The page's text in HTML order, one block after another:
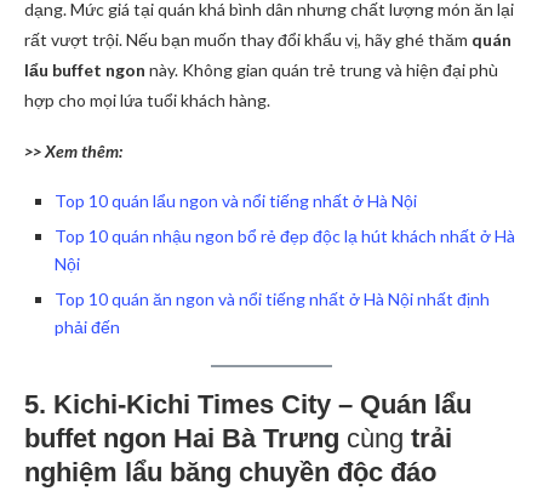
dạng. Mức giá tại quán khá bình dân nhưng chất lượng món ăn lại
rất vượt trội. Nếu bạn muốn thay đổi khẩu vị, hãy ghé thăm quán
lẩu buffet ngon này. Không gian quán trẻ trung và hiện đại phù
hợp cho mọi lứa tuổi khách hàng.
>> Xem thêm:
Top 10 quán lẩu ngon và nổi tiếng nhất ở Hà Nội
Top 10 quán nhậu ngon bổ rẻ đẹp độc lạ hút khách nhất ở Hà
Nội
Top 10 quán ăn ngon và nổi tiếng nhất ở Hà Nội nhất định
phải đến
5. Kichi-Kichi Times City – Quán lẩu
buffet ngon Hai Bà Trưng cùng trải
nghiệm lẩu băng chuyền độc đáo